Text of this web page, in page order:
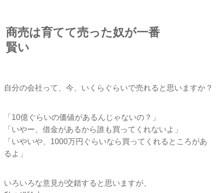
商売は育てて売った奴が一番
賢い
自分の会社って、今、いくらぐらいで売れると思いますか？
「10億ぐらいの価値があるんじゃないの？」
「いやー、借金があるから誰も買ってくれないよ」
「いやいや、1000万円ぐらいなら買ってくれるところがあ
るよ」
いろいろな意見が交錯すると思いますが、